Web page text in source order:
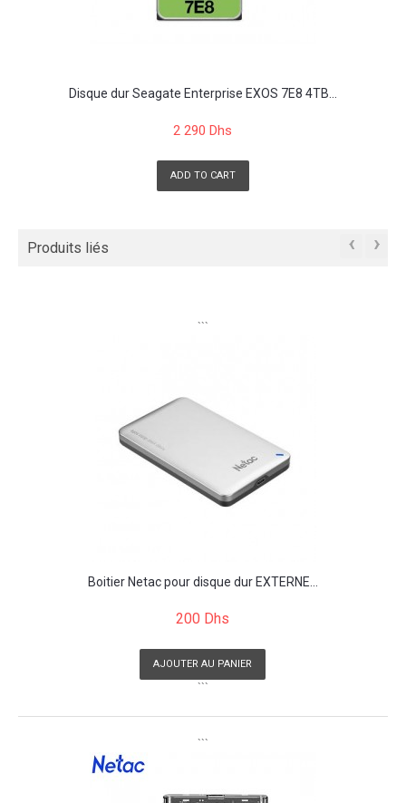
Disque dur Seagate Enterprise EXOS 7E8 4TB...
2 290 Dhs
ADD TO CART
Produits liés ‹ ›
```
Boitier Netac pour disque dur EXTERNE...
200 Dhs
AJOUTER AU PANIER
```
```